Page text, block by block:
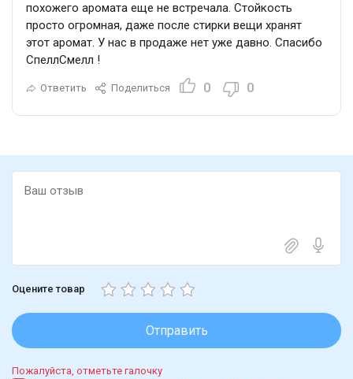
похожего аромата еще не встречала. Стойкость
просто огромная, даже после стирки вещи хранят
этот аромат. У нас в продаже нет уже давно. Спасибо
СпеллСмелл !
Ответить Поделиться 0 0
Оцените товар
Отправить
Пожалуйста, отметьте галочку